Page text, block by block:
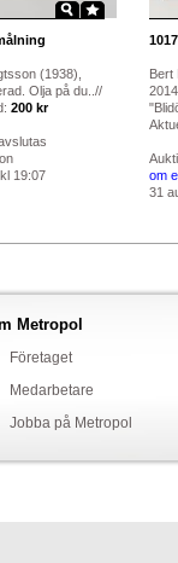
(1938),
Olja på du..//
200 kr
19:07
1017
Bert
om
31
Metropol
Företaget
Medarbetare
Jobba på Metropol